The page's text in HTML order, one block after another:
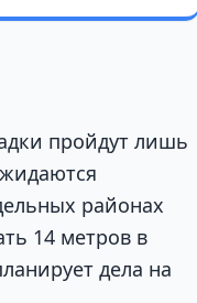
пройдут лишь
районах
14 метров в
дела на